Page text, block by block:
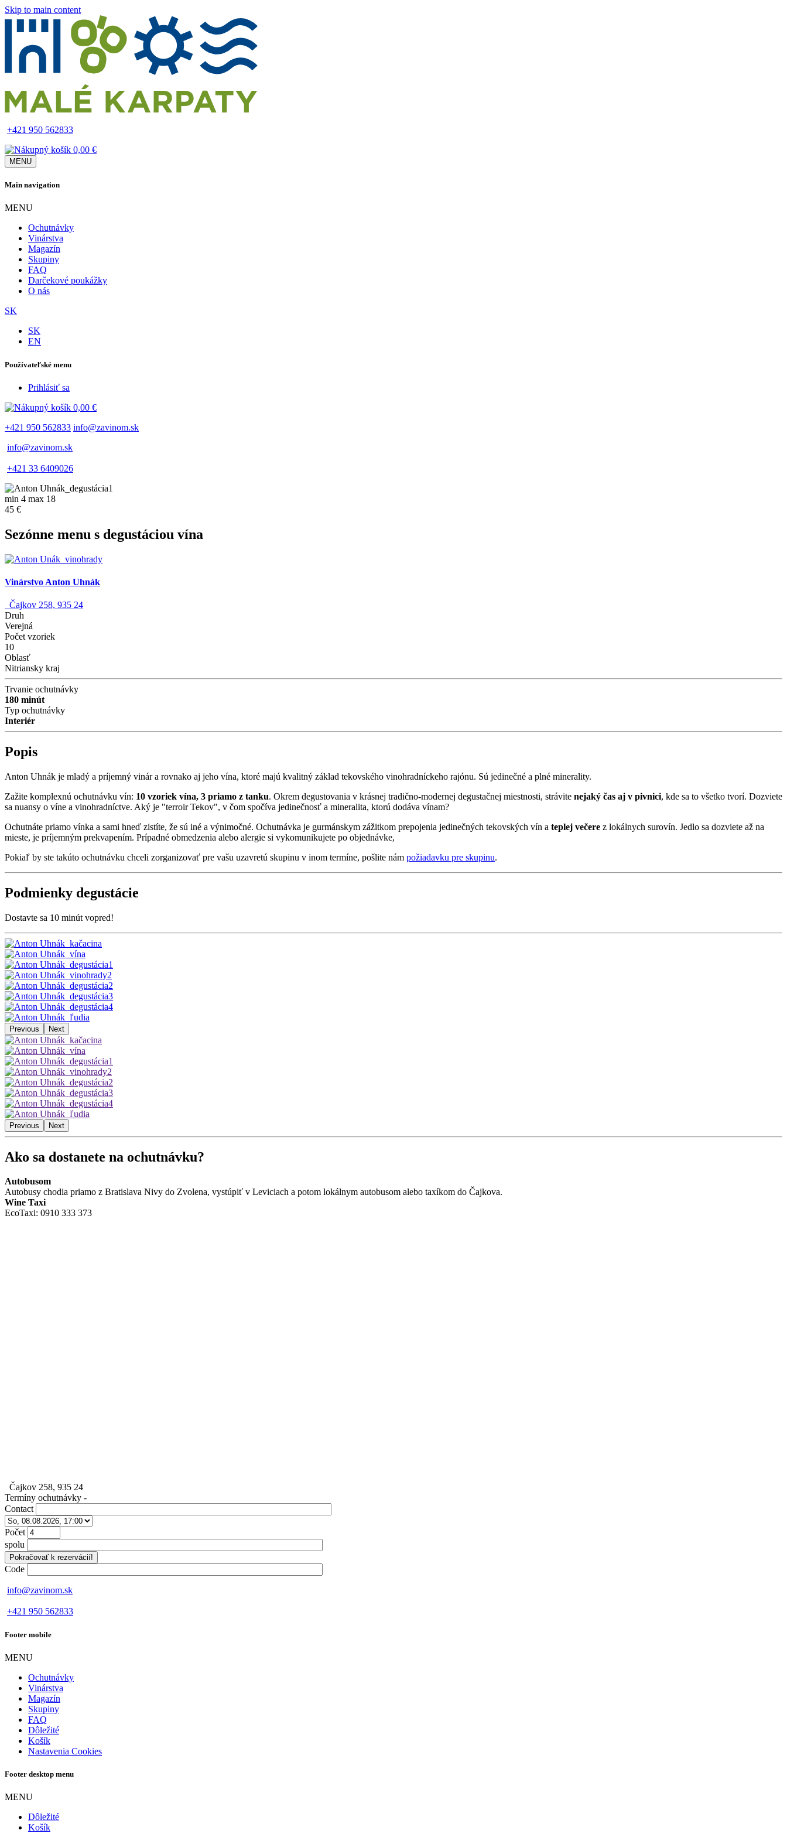
Skip to main content
+421 950 562833
0,00 €
MENU
Main navigation
MENU
Ochutnávky
Vinárstva
Magazín
Skupiny
FAQ
Darčekové poukážky
O nás
SK
SK
EN
Používateľské menu
Prihlásiť sa
0,00 €
+421 950 562833 info@zavinom.sk
info@zavinom.sk
+421 33 6409026
min 4 max 18
45 €
Sezónne menu s degustáciou vína
Vinárstvo Anton Uhnák
Čajkov 258, 935 24
Druh
Verejná
Počet vzoriek
10
Oblasť
Nitriansky kraj
Trvanie ochutnávky
180 minút
Typ ochutnávky
Interiér
Popis
Anton Uhnák je mladý a príjemný vinár a rovnako aj jeho vína, ktoré majú kvalitný základ tekovského vinohradníckeho rajónu. Sú jedinečné a plné minerality.
Zažite komplexnú ochutnávku vín: 10 vzoriek vína, 3 priamo z tanku. Okrem degustovania v krásnej tradično-modernej degustačnej miestnosti, strávite nejaký čas aj v pivnici, kde sa to všetko tvorí. Dozviete
sa nuansy o víne a vinohradníctve. Aký je "terroir Tekov", v čom spočíva jedinečnosť a mineralita, ktorú dodáva vínam?
Ochutnáte priamo vínka a sami hneď zistíte, že sú iné a výnimočné. Ochutnávka je gurmánskym zážitkom prepojenia jedinečných tekovských vín a teplej večere z lokálnych surovín. Jedlo sa dozviete až na
mieste, je príjemným prekvapením. Prípadné obmedzenia alebo alergie si vykomunikujete po objednávke,
Pokiaľ by ste takúto ochutnávku chceli zorganizovať pre vašu uzavretú skupinu v inom termíne, pošlite nám požiadavku pre skupinu.
Podmienky degustácie
Dostavte sa 10 minút vopred!
Previous Next
Previous Next
Ako sa dostanete na ochutnávku?
Autobusom
Autobusy chodia priamo z Bratislava Nivy do Zvolena, vystúpiť v Leviciach a potom lokálnym autobusom alebo taxíkom do Čajkova.
Wine Taxi
EcoTaxi: 0910 333 373
Čajkov 258, 935 24
Termíny ochutnávky -
Contact
Počet
spolu
Code
info@zavinom.sk
+421 950 562833
Footer mobile
MENU
Ochutnávky
Vinárstva
Magazín
Skupiny
FAQ
Dôležité
Košík
Nastavenia Cookies
Footer desktop menu
MENU
Dôležité
Košík